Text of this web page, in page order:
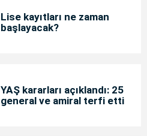
Lise kayıtları ne zaman
başlayacak?
YAŞ kararları açıklandı: 25
general ve amiral terfi etti